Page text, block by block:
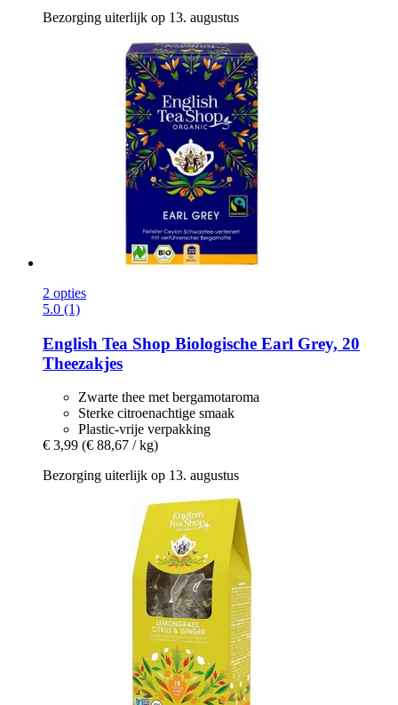
Bezorging uiterlijk op 13. augustus
2 opties
5.0 (1)
English Tea Shop Biologische Earl Grey, 20
Theezakjes
Zwarte thee met bergamotaroma
Sterke citroenachtige smaak
Plastic-vrije verpakking
€ 3,99 (€ 88,67 / kg)
Bezorging uiterlijk op 13. augustus